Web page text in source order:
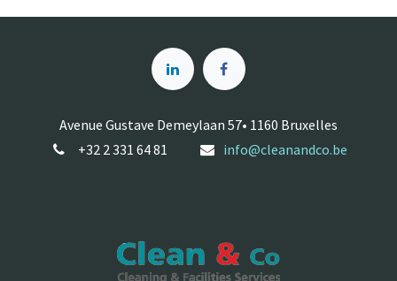
Avenue Gustave Demeylaan 57• 1160 Bruxelles
+32 2 331 64 81
info@cleanandco.be